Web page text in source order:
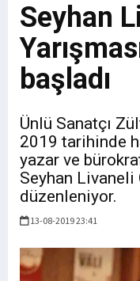
Seyhan
başladı
Ünlü Sanatçı
2019 tarihinde
yazar ve
Seyhan Livaneli
düzenleniyor.
13-08-2019 23:41